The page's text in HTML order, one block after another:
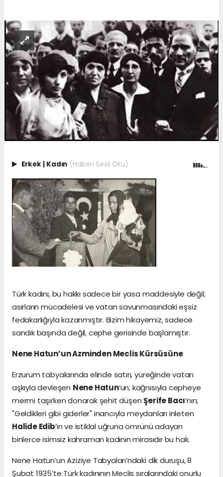
Erkek Kadın (Haberi Sesli Oku)
Türk kadını, bu hakkı sadece bir yasa maddesiyle değil;
asırların mücadelesi ve vatan savunmasındaki eşsiz
fedakarlığıyla kazanmıştır. Bizim hikayemiz, sadece
sandık başında değil, cephe gerisinde başlamıştır.
Nene Hatun’un Azminden Meclis Kürsüsüne
Erzurum tabyalarında elinde satırı, yüreğinde vatan
aşkıyla devleşen Nene Hatun’un; kağnısıyla cepheye
mermi taşırken donarak şehit düşenŞerife Bacı’nın;
"Geldikleri gibi giderler" inancıyla meydanları inleten
Halide Edib’in ve istiklal uğruna ömrünü adayan
binlerce isimsiz kahraman kadının mirasıdır bu hak.
Nene Hatun’un Aziziye Tabyaları’ndaki dik duruşu, 8
Şubat 1935’te Türk kadınının Meclis sıralarındaki onurlu